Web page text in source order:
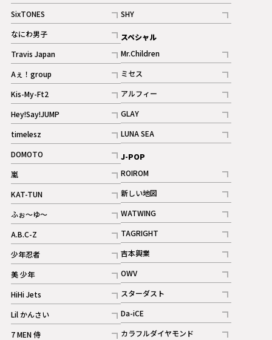
記事
ギャラリー
SixTONES
記事
ギャラリー
なにわ男子
記事
Travis Japan
記事
Aぇ！group
記事
Kis-My-Ft2
記事
ギャラリー
Hey!Say!JUMP
記事
timelesz
記事
DOMOTO
記事
嵐
記事
KAT-TUN
記事
ふぉ～ゆ～
記事
A.B.C-Z
記事
ギャラリー
少年忍者
記事
美 少年
記事
HiHi Jets
記事
Lil かんさい
記事
7 MEN 侍
記事
SHY
記事
スペシャル
Mr.Children
記事
ミセス
記事
アルフィー
記事
GLAY
記事
LUNA SEA
記事
J-POP
ROIROM
記事
新しい地図
記事
WATWING
記事
TAGRIGHT
記事
吉本興業
記事
OWV
記事
ギャラリー
スターダスト
記事
Da-iCE
記事
カラフルダイヤモンド